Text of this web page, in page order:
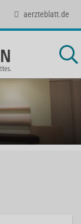
aerzteblatt.de